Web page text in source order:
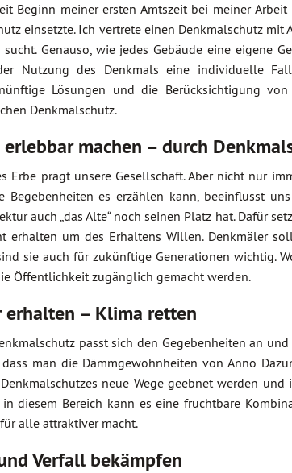
Beginn meiner ersten Amtszeit bei meiner
einsetzte. Ich vertrete einen Denkmalschutz
Genauso, wie jedes Gebäude eine eigene
Nutzung des Denkmals eine individuelle
Lösungen und die Berücksichtigung
Denkmalschutz.
erlebbar machen – durch
Erbe prägt unsere Gesellschaft. Aber nicht nur
Begebenheiten es erzählen kann, beeinflusst
auch „das Alte“ noch seinen Platz hat. Dafür
erhalten um des Erhaltens Willen. Denkmäler
sie auch für zukünftige Generationen wichtig.
Öffentlichkeit zugänglich gemacht werden.
erhalten – Klima retten
passt sich den Gegebenheiten an
man die Dämmgewohnheiten von Anno
neue Wege geebnet werden
in diesem Bereich kann es eine fruchtbare
alle attraktiver macht.
Verfall bekämpfen